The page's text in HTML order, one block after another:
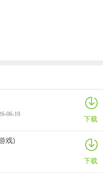
每天超多经典好玩的模式不断
玩家的水平高低不等，设立了
展身手之地。软件特色
牌娱乐系统，一起快乐的参与
进行激烈的象棋和纸牌战斗，
06-19 下载
戏)
下载